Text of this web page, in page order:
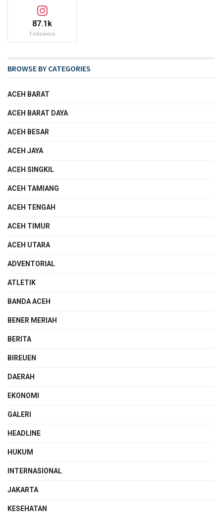
87.1k
Followers
BROWSE BY CATEGORIES
ACEH BARAT
ACEH BARAT DAYA
ACEH BESAR
ACEH JAYA
ACEH SINGKIL
ACEH TAMIANG
ACEH TENGAH
ACEH TIMUR
ACEH UTARA
ADVENTORIAL
ATLETIK
BANDA ACEH
BENER MERIAH
BERITA
BIREUEN
DAERAH
EKONOMI
GALERI
HEADLINE
HUKUM
INTERNASIONAL
JAKARTA
KESEHATAN